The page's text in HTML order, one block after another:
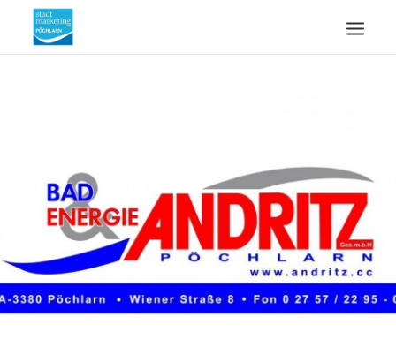
ÜBER UNS
KONTAKT
SUCHE